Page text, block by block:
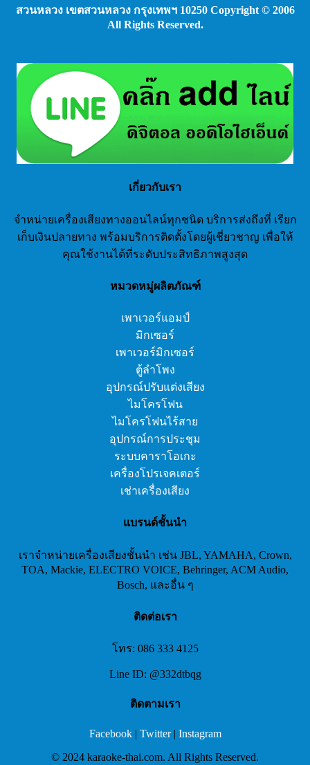
สวนหลวง เขตสวนหลวง กรุงเทพฯ 10250 Copyright © 2006
All Rights Reserved.
เกี่ยวกับเรา
จำหน่ายเครื่องเสียงทางออนไลน์ทุกชนิด บริการส่งถึงที่ เรียก
เก็บเงินปลายทาง พร้อมบริการติดตั้งโดยผู้เชี่ยวชาญ เพื่อให้
คุณใช้งานได้ที่ระดับประสิทธิภาพสูงสุด
หมวดหมู่ผลิตภัณฑ์
เพาเวอร์แอมป์
มิกเซอร์
เพาเวอร์มิกเซอร์
ตู้ลำโพง
อุปกรณ์ปรับแต่งเสียง
ไมโครโฟน
ไมโครโฟนไร้สาย
อุปกรณ์การประชุม
ระบบคาราโอเกะ
เครื่องโปรเจคเตอร์
เช่าเครื่องเสียง
แบรนด์ชั้นนำ
เราจำหน่ายเครื่องเสียงชั้นนำ เช่น JBL, YAMAHA, Crown,
TOA, Mackie, ELECTRO VOICE, Behringer, ACM Audio,
Bosch, และอื่น ๆ
ติดต่อเรา
โทร: 086 333 4125
Line ID: @332dtbqg
ติดตามเรา
Facebook| Twitter| Instagram
© 2024 karaoke-thai.com. All Rights Reserved.